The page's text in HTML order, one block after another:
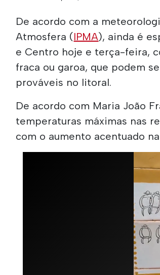
De acordo com a
Atmosfera (IPMA), ainda é
e Centro hoje e terça-feira,
fraca ou garoa, que podem
prováveis no litoral.
De acordo com Maria João
temperaturas máximas nas
com o aumento acentuado